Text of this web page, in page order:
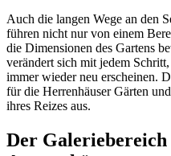
Auch die langen Wege an den
führen nicht nur von einem
die Dimensionen des Gartens
verändert sich mit jedem
immer wieder neu erscheinen.
für die Herrenhäuser Gärten
ihres Reizes aus.
Der Galeriebereich